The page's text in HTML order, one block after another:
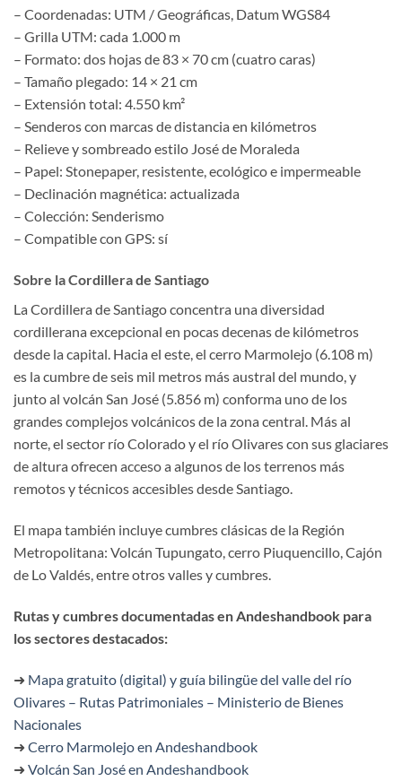
– Coordenadas: UTM / Geográficas, Datum WGS84
– Grilla UTM: cada 1.000 m
– Formato: dos hojas de 83 × 70 cm (cuatro caras)
– Tamaño plegado: 14 × 21 cm
– Extensión total: 4.550 km²
– Senderos con marcas de distancia en kilómetros
– Relieve y sombreado estilo José de Moraleda
– Papel: Stonepaper, resistente, ecológico e impermeable
– Declinación magnética: actualizada
– Colección: Senderismo
– Compatible con GPS: sí
Sobre la Cordillera de Santiago
La Cordillera de Santiago concentra una diversidad
cordillerana excepcional en pocas decenas de kilómetros
desde la capital. Hacia el este, el cerro Marmolejo (6.108 m)
es la cumbre de seis mil metros más austral del mundo, y
junto al volcán San José (5.856 m) conforma uno de los
grandes complejos volcánicos de la zona central. Más al
norte, el sector río Colorado y el río Olivares con sus glaciares
de altura ofrecen acceso a algunos de los terrenos más
remotos y técnicos accesibles desde Santiago.
El mapa también incluye cumbres clásicas de la Región
Metropolitana: Volcán Tupungato, cerro Piuquencillo, Cajón
de Lo Valdés, entre otros valles y cumbres.
Rutas y cumbres documentadas en Andeshandbook para
los sectores destacados:
➜ Mapa gratuito (digital) y guía bilingüe del valle del río
Olivares – Rutas Patrimoniales – Ministerio de Bienes
Nacionales
➜ Cerro Marmolejo en Andeshandbook
➜ Volcán San José en Andeshandbook